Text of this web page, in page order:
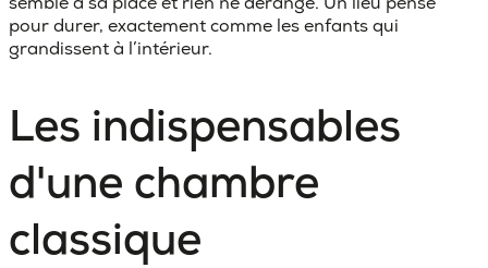
pour durer, exactement comme les enfants qui
grandissent à l’intérieur.
Les indispensables
d'une chambre
classique